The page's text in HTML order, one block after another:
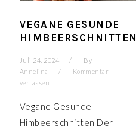
VEGANE GESUNDE
HIMBEERSCHNITTEN
Juli 24, 2024
By
Annelina
Kommentar
verfassen
Vegane Gesunde
Himbeerschnitten Der